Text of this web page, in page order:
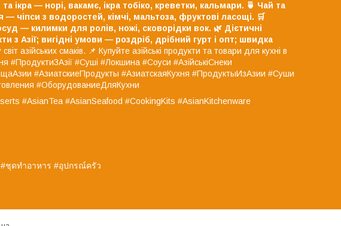
ікра — норі, вакамє, ікра тобіко, креветки, кальмари. 🍵 Чай та
чіпси з водоростей, кімчі, мальтоза, фруктові ласощі. 🛒
— килимки для ролів, ножі, сковорідки вок. 🌿 Дієтичні
з Азії; вигідні умови — роздріб, дрібний гурт і опт; швидка
азійських смаків. 📌 Купуйте азійські продукти та товари для кухні в
#ПродуктиЗАзії #Суші #Локшина #Соуси #АзійськіСнеки
#АзиатскиеПродукты #АзиатскаяКухня #ПродуктыИзАзии #Суши
#ОборудованиеДляКухни
#AsianTea #AsianSeafood #CookingKits #AsianKitchenware
#ชุดทำอาหาร #อุปกรณ์ครัว